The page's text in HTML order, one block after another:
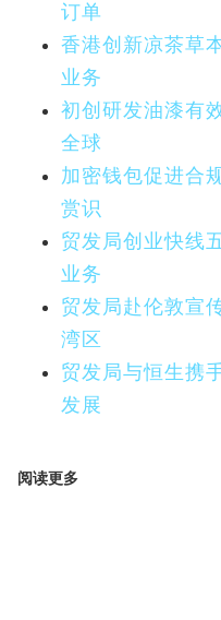
订单
香港创新凉茶草
业务
初创研发油漆有
全球
加密钱包促进合
赏识
贸发局创业快线
业务
贸发局赴伦敦宣
湾区
贸发局与恒生携
发展
阅读更多